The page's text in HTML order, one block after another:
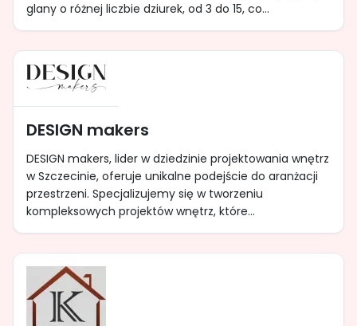
glany o różnej liczbie dziurek, od 3 do 15, co...
DESIGN makers
DESIGN makers, lider w dziedzinie projektowania wnętrz
w Szczecinie, oferuje unikalne podejście do aranżacji
przestrzeni. Specjalizujemy się w tworzeniu
kompleksowych projektów wnętrz, które...